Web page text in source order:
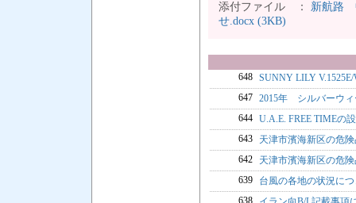
添付ファイル ： 新航路
せ.docx (3KB)
648 SUNNY LILY
647 2015年 シルバーウィ
644 U.A.E. FREE TIMEの
643
天津市濱海新区の危
642
天津市濱海新区の危
639
台風の各地の状況に
638